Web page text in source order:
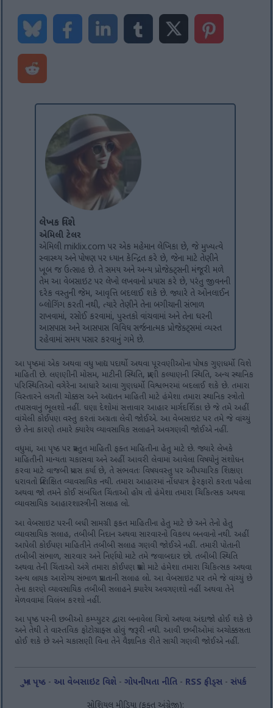
લેખક વિશે
એમિલી ટેલર
એમિલી miklix.com પર એક મહેમાન લેખિકા છે, જે મુખ્યત્વે
સ્વાસ્થ્ય અને પોષણ પર ધ્યાન કેન્દ્રિત કરે છે, જેના માટે તેણીને
ખૂબ જ ઉત્સાહ છે. તે સમય અને અન્ય પ્રોજેક્ટ્સની મંજૂરી મળે
તેમ આ વેબસાઇટ પર લેખો લખવાનો પ્રયાસ કરે છે, પરંતુ જીવનની
દરેક વસ્તુની જેમ, આવૃત્તિ બદલાઈ શકે છે. જ્યારે તે ઓનલાઈન
બ્લોગિંગ કરતી નથી, ત્યારે તેણીને તેના બગીચાની સંભાળ
રાખવામાં, રસોઈ કરવામાં, પુસ્તકો વાંચવામાં અને તેના ઘરની
આસપાસ અને આસપાસ વિવિધ સર્જનાત્મક પ્રોજેક્ટ્સમાં વ્યસ્ત
રહેવામાં સમય પસાર કરવાનું ગમે છે.
આ પૃષ્ઠમાં એક અથવા વધુ ખાદ્ય પદાર્થો અથવા પૂરવણીઓના પોષક ગુણધર્મો વિશે
માહિતી છે. લણણીની મોસમ, માટીની સ્થિતિ, પ્રાણી કલ્યાણની સ્થિતિ, અન્ય સ્થાનિક
પરિસ્થિતિઓ વગેરેના આધારે આવા ગુણધર્મો વિશ્વભરમાં બદલાઈ શકે છે. તમારા
વિસ્તારને લગતી ચોક્કસ અને અદ્યતન માહિતી માટે હંમેશા તમારા સ્થાનિક સ્ત્રોતો
તપાસવાનું ભૂલશો નહીં. ઘણા દેશોમાં સત્તાવાર આહાર માર્ગદર્શિકા છે જે તમે અહીં
વાંચેલી કોઈપણ વસ્તુ કરતાં અગ્રતા લેવી જોઈએ. આ વેબસાઇટ પર તમે જે વાંચ્યું
છે તેના કારણે તમારે ક્યારેય વ્યાવસાયિક સલાહને અવગણવી જોઈએ નહીં.
વધુમાં, આ પૃષ્ઠ પર પ્રસ્તુત માહિતી ફક્ત માહિતીના હેતુ માટે છે. જ્યારે લેખકે
માહિતીની માન્યતા ચકાસવા અને અહીં આવરી લેવામાં આવેલા વિષયોનું સંશોધન
કરવા માટે વાજબી પ્રયાસ કર્યા છે, તે સંભવતઃ વિષયવસ્તુ પર ઔપચારિક શિક્ષણ
ધરાવતો પ્રશિક્ષિત વ્યાવસાયિક નથી. તમારા આહારમાં નોંધપાત્ર ફેરફારો કરતા પહેલા
અથવા જો તમને કોઈ સંબંધિત ચિંતાઓ હોય તો હંમેશા તમારા ચિકિત્સક અથવા
વ્યાવસાયિક આહારશાસ્ત્રીની સલાહ લો.
આ વેબસાઇટ પરની બધી સામગ્રી ફક્ત માહિતીના હેતુ માટે છે અને તેનો હેતુ
વ્યાવસાયિક સલાહ, તબીબી નિદાન અથવા સારવારનો વિકલ્પ બનવાનો નથી. અહીં
આપેલી કોઈપણ માહિતીને તબીબી સલાહ ગણવી જોઈએ નહીં. તમારી પોતાની
તબીબી સંભાળ, સારવાર અને નિર્ણયો માટે તમે જવાબદાર છો. તબીબી સ્થિતિ
અથવા તેની ચિંતાઓ અંગે તમારા કોઈપણ પ્રશ્નો માટે હંમેશા તમારા ચિકિત્સક અથવા
અન્ય લાયક આરોગ્ય સંભાળ પ્રદાતાની સલાહ લો. આ વેબસાઇટ પર તમે જે વાંચ્યું છે
તેના કારણે વ્યાવસાયિક તબીબી સલાહને ક્યારેય અવગણશો નહીં અથવા તેને
મેળવવામાં વિલંબ કરશો નહીં.
આ પૃષ્ઠ પરની છબીઓ કમ્પ્યુટર દ્વારા બનાવેલા ચિત્રો અથવા અંદાજો હોઈ શકે છે
અને તેથી તે વાસ્તવિક ફોટોગ્રાફ્સ હોવું જરૂરી નથી. આવી છબીઓમાં અચોક્કસતા
હોઈ શકે છે અને ચકાસણી વિના તેને વૈજ્ઞાનિક રીતે સાચી ગણવી જોઈએ નહીં.
મુખ પૃષ્ઠ - આ વેબસાઇટ વિશે -ગોપનીયતા નીતિ - RSS ફીડ્સ - સંપર્ક
સોશિયલ મીડિયા (ફક્ત અંગ્રેજી):